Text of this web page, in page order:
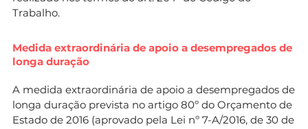
Trabalho.
Medida extraordinária de apoio a desempregados de
longa duração
A medida extraordinária de apoio a desempregados de
longa duração prevista no artigo 80º do Orçamento de
Estado de 2016 (aprovado pela Lei nº 7-A/2016, de 30 de